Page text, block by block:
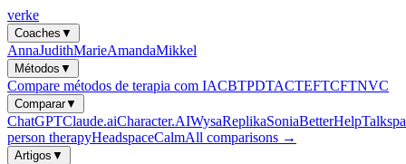
verke
Coaches ▼
AnnaJudithMarieAmandaMikkel
Métodos ▼
Compare métodos de terapia com IACBTPDTACTEFTCFTNVC
Comparar▼
ChatGPTClaude.aiCharacter.AIWysaReplikaSoniaBetterHelp
person therapyHeadspaceCalmAll comparisons →
Artigos ▼